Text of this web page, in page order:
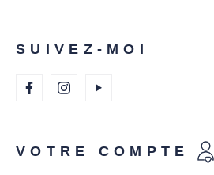
SUIVEZ-MOI
VOTRE COMPTE